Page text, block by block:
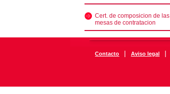
Cert. de composicion de las
mesas de contratacion
Contacto | Aviso legal |